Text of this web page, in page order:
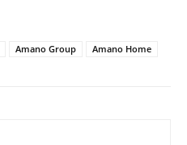
Amano Group
Amano Home